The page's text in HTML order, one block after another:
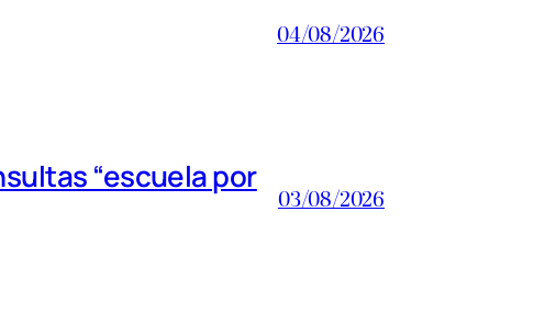
04/08/2026
“escuela por
03/08/2026